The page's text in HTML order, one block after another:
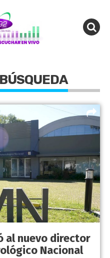
al nuevo director
Nacional